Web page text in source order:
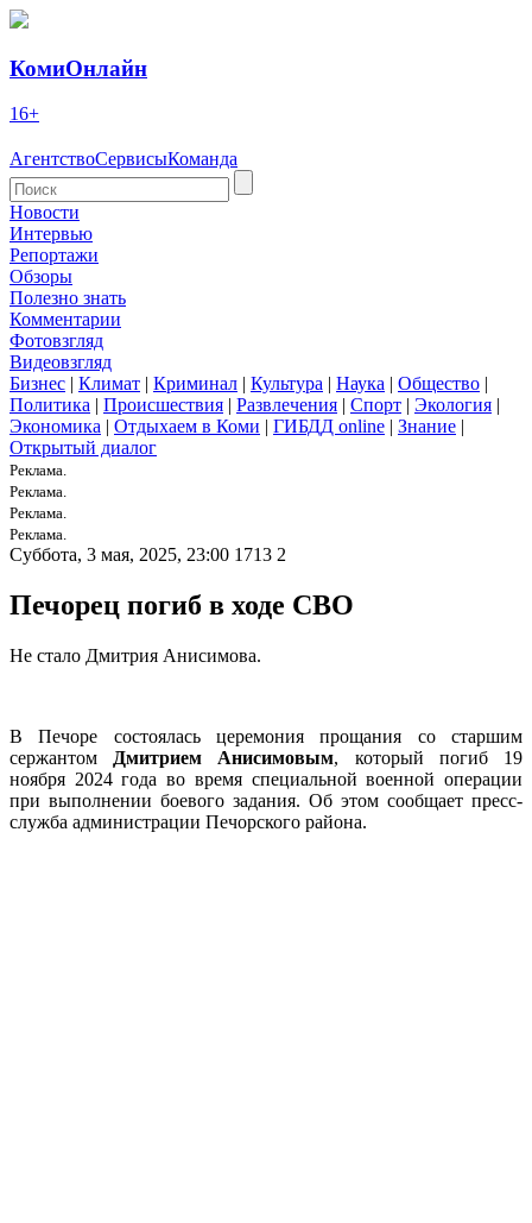
КомиОнлайн
16+
АгентствоСервисыКоманда
Новости
Интервью
Репортажи
Обзоры
Полезно знать
Комментарии
Фотовзгляд
Видеовзгляд
Бизнес | Климат | Криминал | Культура | Наука | Общество |
Политика | Происшествия | Развлечения | Спорт | Экология |
Экономика | Отдыхаем в Коми | ГИБДД online | Знание |
Открытый диалог
Реклама.
Реклама.
Реклама.
Реклама.
Суббота, 3 мая, 2025, 23:00 1713 2
Печорец погиб в ходе СВО
Не стало Дмитрия Анисимова.
В Печоре состоялась церемония прощания со старшим
сержантом
Дмитрием Анисимовым, который погиб 19
ноября 2024 года во время специальной военной операции
при выполнении боевого задания. Об этом сообщает пресс-
служба администрации Печорского района.